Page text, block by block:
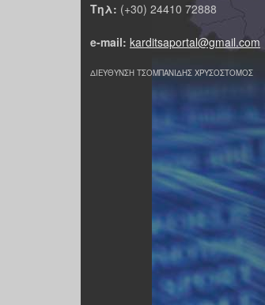
Τηλ: (+30) 24410 72888
e-mail: karditsaportal@gmail.com
ΔΙΕΥΘΥΝΣΗ ΤΣΟΜΠΑΝΙΔΗΣ ΧΡΥΣΟΣΤΟΜΟΣ